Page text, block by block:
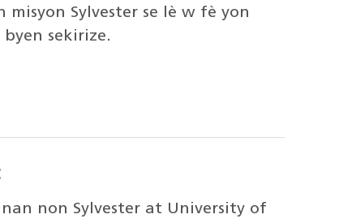
Sylvester se lè w fè yon
sekirize.
non Sylvester at University of